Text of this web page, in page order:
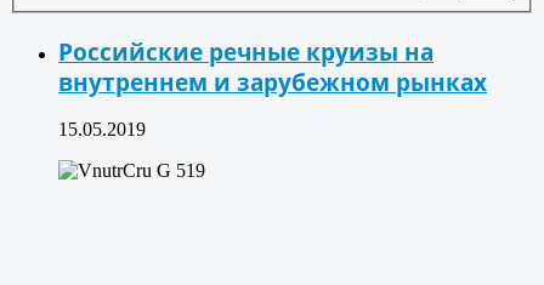
Российские речные круизы на
внутреннем и зарубежном рынках
15.05.2019